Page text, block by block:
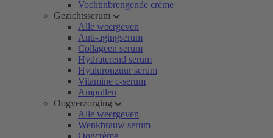
Vochtinbrengende crème
Gezichtsserum
Alle weergeven
Anti-agingserum
Collageen serum
Hydraterend serum
Hyaluronzuur serum
Vitamine c-serum
Ampullen
Oogverzorging
Alle weergeven
Wenkbrauw serum
Oogcrème